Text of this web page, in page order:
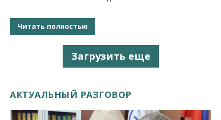
Читать полностью
Загрузить еще
АКТУАЛЬНЫЙ РАЗГОВОР